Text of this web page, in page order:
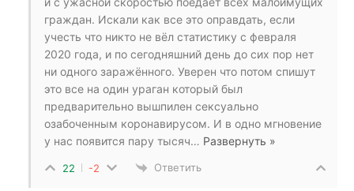
граждан. Искали как все это оправдать, если
учесть что никто не вёл статистику с февраля
2020 года, и по сегодняшний день до сих пор нет
ни одного заражённого. Уверен что потом спишут
это все на один ураган который был
предварительно вышпилен сексуально
озабоченным коронавирусом. И в одно мгновение
у нас появится пару тысяч… Развернуть »
22 -2 Ответить